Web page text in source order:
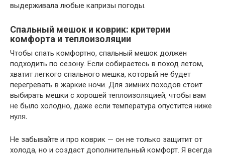
выдерживала любые капризы погоды.
Спальный мешок и коврик: критерии
комфорта и теплоизоляции
Чтобы спать комфортно, спальный мешок должен
подходить по сезону. Если собираетесь в поход летом,
хватит легкого спального мешка, который не будет
перегревать в жаркие ночи. Для зимних походов стоит
выбирать мешки с хорошей теплоизоляцией, чтобы вам
не было холодно, даже если температура опустится ниже
нуля.
Не забывайте и про коврик — он не только защитит от
холода, но и создаст дополнительный комфорт. Я всегда